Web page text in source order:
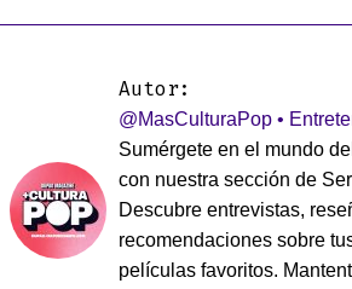
Autor:
@MasCulturaPop •
Sumérgete en el mundo
con nuestra sección de
Descubre entrevistas,
recomendaciones sobre
películas favoritos.